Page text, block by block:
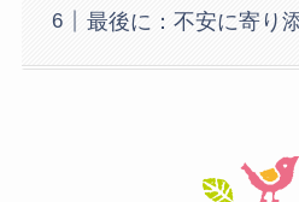
最後に：不安に寄り